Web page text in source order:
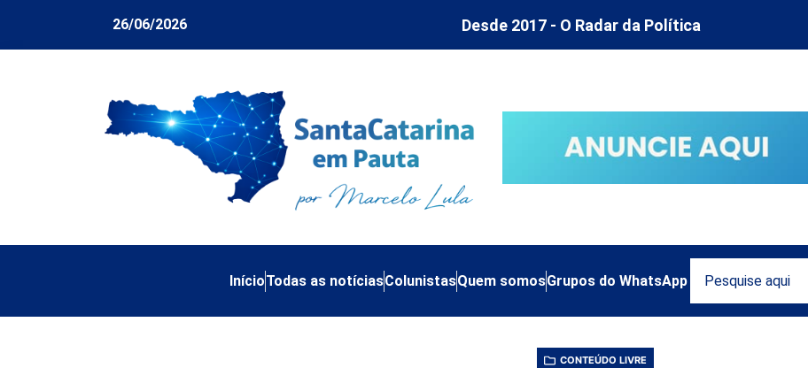
26/06/2026 Desde 2017 - O Radar da Política
InícioTodas as notíciasColunistasQuem somosGrupos do WhatsApp
CONTEÚDO LIVRE